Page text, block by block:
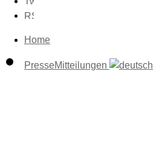
Home
PresseMitteilungen